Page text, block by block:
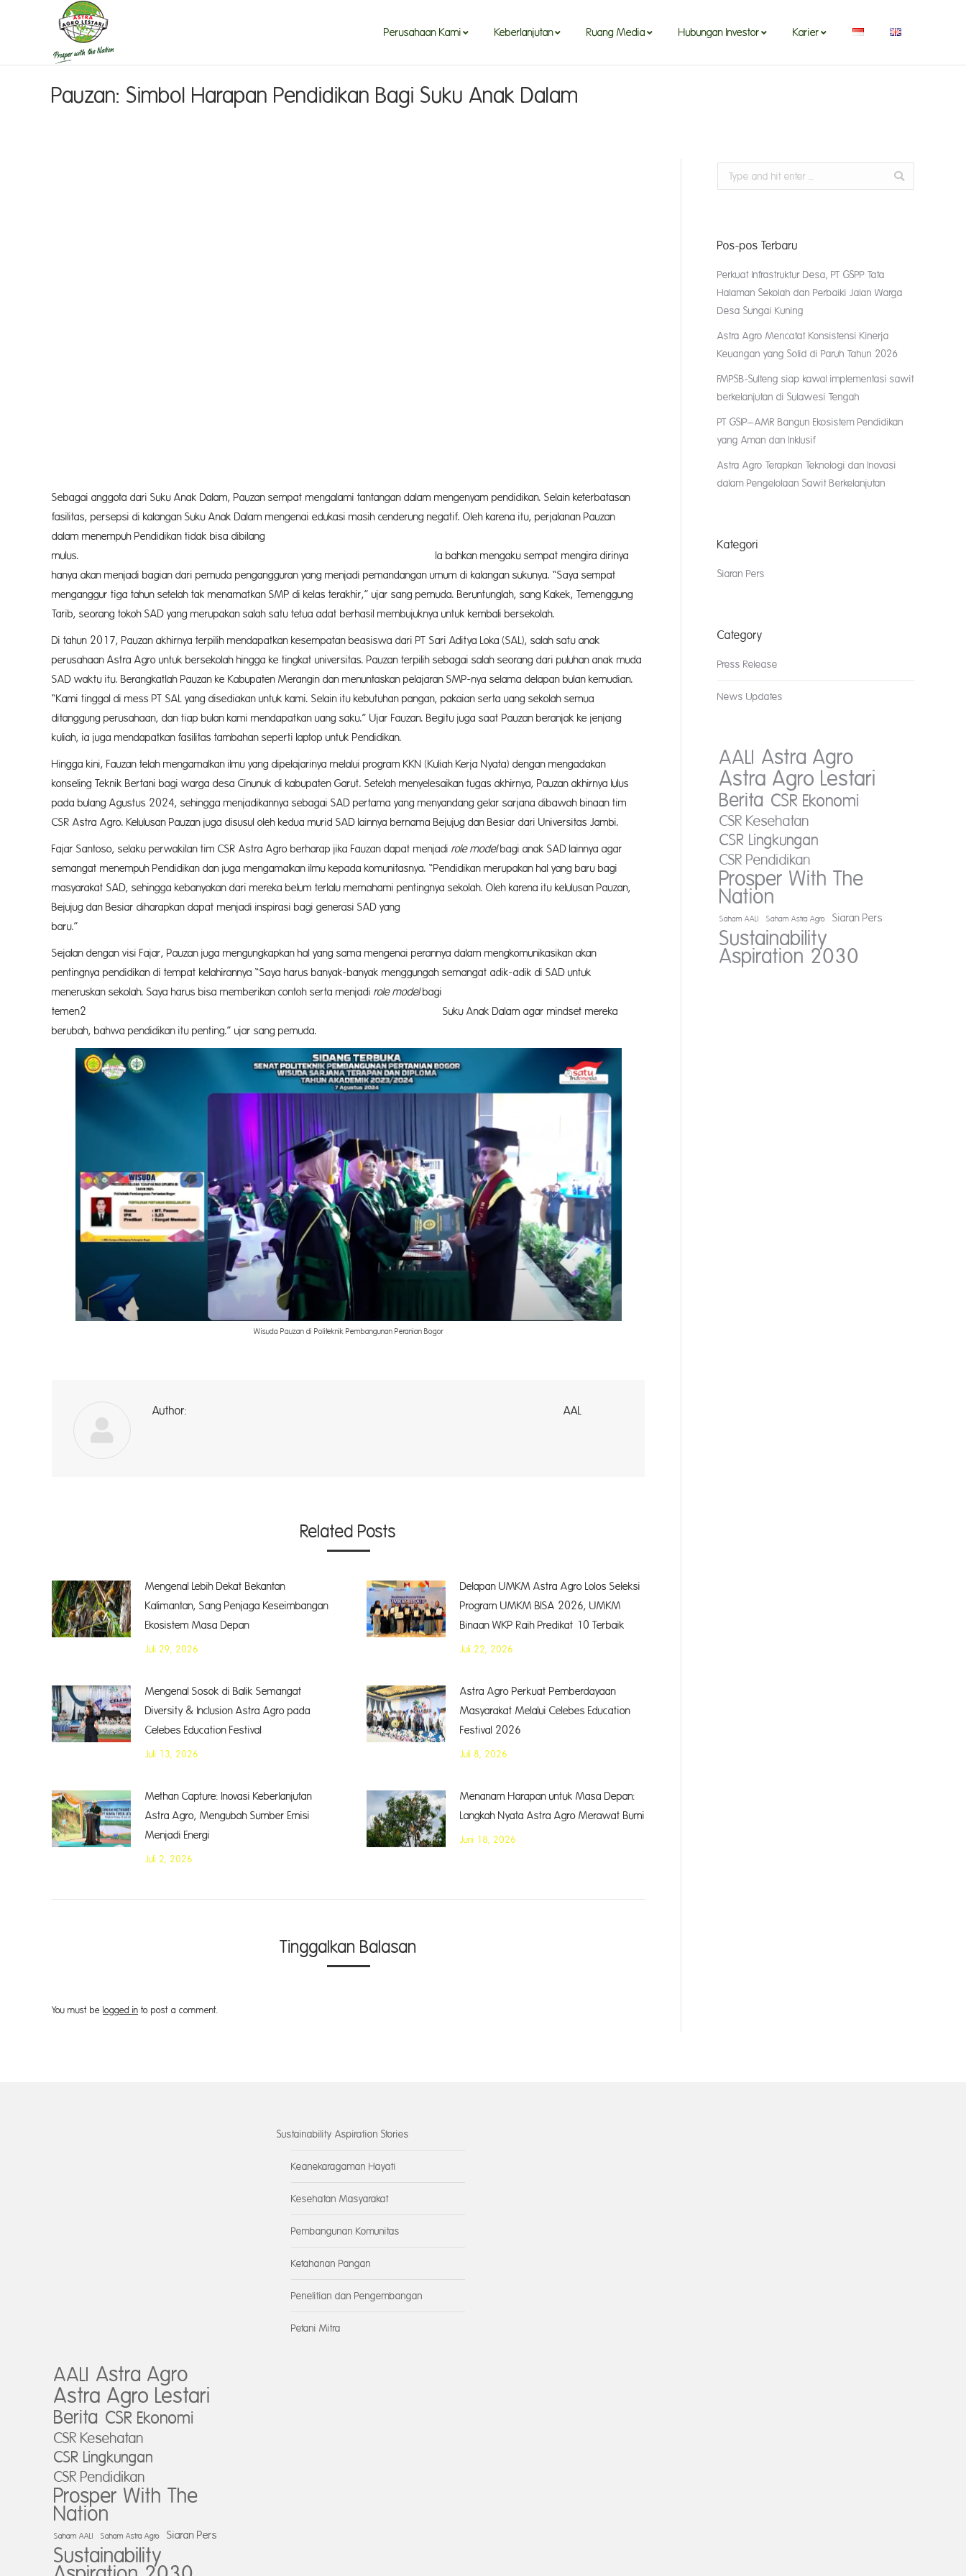
Perusahaan Kami Keberlanjutan Ruang Media Hubungan Investor Karier
Pauzan: Simbol Harapan Pendidikan Bagi Suku Anak Dalam
Sebagai anggota dari Suku Anak Dalam, Pauzan sempat mengalami tantangan dalam mengenyam pendidikan. Selain keterbatasan
fasilitas, persepsi di kalangan Suku Anak Dalam mengenai edukasi masih cenderung negatif. Oleh karena itu, perjalanan Pauzan
dalam menempuh Pendidikan tidak bisa dibilang
mulus. Ia bahkan mengaku sempat mengira dirinya
hanya akan menjadi bagian dari pemuda pengangguran yang menjadi pemandangan umum di kalangan sukunya. “Saya sempat
menganggur tiga tahun setelah tak menamatkan SMP di kelas terakhir,” ujar sang pemuda. Beruntunglah, sang Kakek, Temenggung
Tarib, seorang tokoh SAD yang merupakan salah satu tetua adat berhasil membujuknya untuk kembali bersekolah.
Di tahun 2017, Pauzan akhirnya terpilih mendapatkan kesempatan beasiswa dari PT Sari Aditya Loka (SAL), salah satu anak
perusahaan Astra Agro untuk bersekolah hingga ke tingkat universitas. Pauzan terpilih sebagai salah seorang dari puluhan anak muda
SAD waktu itu. Berangkatlah Pauzan ke Kabupaten Merangin dan menuntaskan pelajaran SMP-nya selama delapan bulan kemudian.
“Kami tinggal di mess PT SAL yang disediakan untuk kami. Selain itu kebutuhan pangan, pakaian serta uang sekolah semua
ditanggung perusahaan, dan tiap bulan kami mendapatkan uang saku.” Ujar Fauzan. Begitu juga saat Pauzan beranjak ke jenjang
kuliah, ia juga mendapatkan fasilitas tambahan seperti laptop untuk Pendidikan.
Hingga kini, Fauzan telah mengamalkan ilmu yang dipelajarinya melalui program KKN (Kuliah Kerja Nyata) dengan mengadakan
konseling Teknik Bertani bagi warga desa Cinunuk di kabupaten Garut. Setelah menyelesaikan tugas akhirnya, Pauzan akhirnya lulus
pada bulang Agustus 2024, sehingga menjadikannya sebagai SAD pertama yang menyandang gelar sarjana dibawah binaan tim
CSR Astra Agro. Kelulusan Pauzan juga disusul oleh kedua murid SAD lainnya bernama Bejujug dan Besiar dari Universitas Jambi.
Fajar Santoso, selaku perwakilan tim CSR Astra Agro berharap jika Fauzan dapat menjadi role modelbagi anak SAD lainnya agar
semangat menempuh Pendidikan dan juga mengamalkan ilmu kepada komunitasnya. “Pendidikan merupakan hal yang baru bagi
masyarakat SAD, sehingga kebanyakan dari mereka belum terlalu memahami pentingnya sekolah. Oleh karena itu kelulusan Pauzan,
Bejujug dan Besiar diharapkan dapat menjadi inspirasi bagi generasi SAD yang
baru.”
Sejalan dengan visi Fajar, Pauzan juga mengungkapkan hal yang sama mengenai perannya dalam mengkomunikasikan akan
pentingnya pendidikan di tempat kelahirannya “Saya harus banyak-banyak menggungah semangat adik-adik di SAD untuk
meneruskan sekolah. Saya harus bisa memberikan contoh serta menjadi role modelbagi
temen2 Suku Anak Dalam agar mindset mereka
berubah, bahwa pendidikan itu penting.” ujar sang pemuda.
Wisuda Pauzan di Politeknik Pembangunan Peranian Bogor
Author: AAL
Related Posts
Mengenal Lebih Dekat Bekantan
Kalimantan, Sang Penjaga Keseimbangan
Ekosistem Masa Depan
Juli 29, 2026
Delapan UMKM Astra Agro Lolos Seleksi
Program UMKM BISA 2026, UMKM
Binaan WKP Raih Predikat 10 Terbaik
Juli 22, 2026
Mengenal Sosok di Balik Semangat
Diversity & Inclusion Astra Agro pada
Celebes Education Festival
Juli 13, 2026
Astra Agro Perkuat Pemberdayaan
Masyarakat Melalui Celebes Education
Festival 2026
Juli 8, 2026
Methan Capture: Inovasi Keberlanjutan
Astra Agro, Mengubah Sumber Emisi
Menjadi Energi
Juli 2, 2026
Menanam Harapan untuk Masa Depan:
Langkah Nyata Astra Agro Merawat Bumi
Juni 18, 2026
Tinggalkan Balasan
You must be logged in to post a comment.
Search:
Pos-pos Terbaru
Perkuat Infrastruktur Desa, PT GSPP Tata
Halaman Sekolah dan Perbaiki Jalan Warga
Desa Sungai Kuning
Astra Agro Mencatat Konsistensi Kinerja
Keuangan yang Solid di Paruh Tahun 2026
FMPSB-Sulteng siap kawal implementasi sawit
berkelanjutan di Sulawesi Tengah
PT GSIP–AMR Bangun Ekosistem Pendidikan
yang Aman dan Inklusif
Astra Agro Terapkan Teknologi dan Inovasi
dalam Pengelolaan Sawit Berkelanjutan
Kategori
Siaran Pers
Category
Press Release
News Updates
AALI Astra Agro
Astra Agro Lestari
Berita CSR Ekonomi
CSR Kesehatan
CSR Lingkungan
CSR Pendidikan
Prosper With The
Nation
Saham AALI Saham Astra Agro Siaran Pers
Sustainability
Aspiration 2030
Sustainability Aspiration Stories
Keanekaragaman Hayati
Kesehatan Masyarakat
Pembangunan Komunitas
Ketahanan Pangan
Penelitian dan Pengembangan
Petani Mitra
AALI Astra Agro
Astra Agro Lestari
Berita CSR Ekonomi
CSR Kesehatan
CSR Lingkungan
CSR Pendidikan
Prosper With The
Nation
Saham AALI Saham Astra Agro Siaran Pers
Sustainability